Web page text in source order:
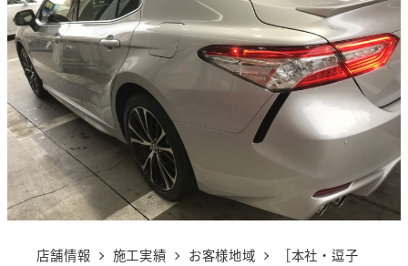
店舗情報 施工実績 お客様地域
［本社・逗子